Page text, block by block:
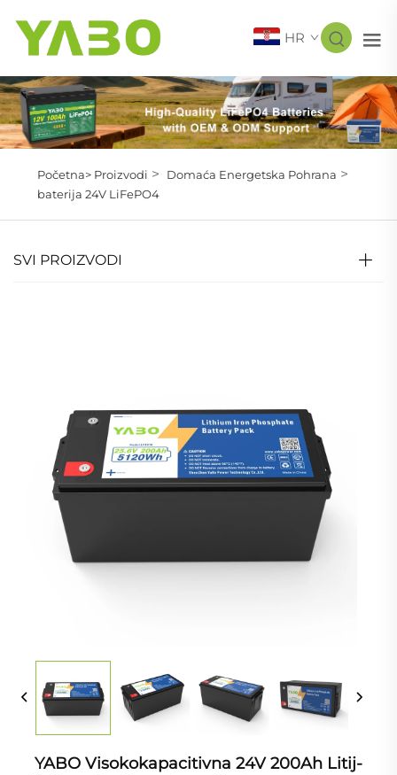
HR
Početna> Proizvodi > Domaća Energetska Pohrana >
baterija 24V LiFePO4
SVI PROIZVODI
YABO Visokokapacitivna 24V 200Ah Litij-